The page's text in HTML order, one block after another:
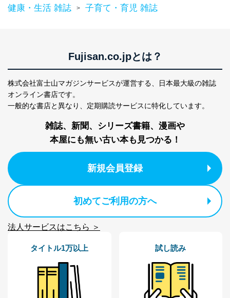
健康・生活 雑誌 > 子育て・育児 雑誌
Fujisan.co.jpとは？
株式会社富士山マガジンサービスが運営する、
日本最大級の雑誌
オンライン書店です。
一般的な書店と異なり、 定期購読サービスに特化しています。
雑誌、新聞、シリーズ書籍、漫画や
本屋にも無い古い本も見つかる！
新規会員登録
初めてご利用の方へ
法人サービスはこちら ＞
タイトル1万以上 試し読み